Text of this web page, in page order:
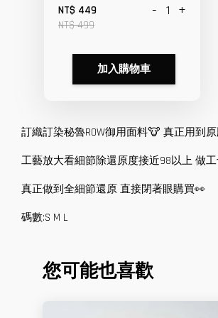
NT$ 449
NT$ 499
- +
加入購物車
訂織訂染秘魯ROW御用面料🐮 真正用到
工藝放大看細節除還原度接近98以上 做
真正做到全細節還原 直接閉著眼購買👀
碼數:S M L
您可能也喜歡